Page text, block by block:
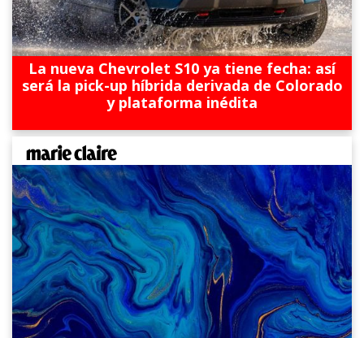
La nueva Chevrolet S10 ya tiene fecha: así
será la pick-up híbrida derivada de Colorado
y plataforma inédita